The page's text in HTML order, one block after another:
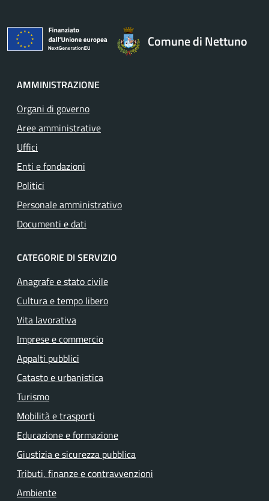
Comune di Nettuno
AMMINISTRAZIONE
Organi di governo
Aree amministrative
Uffici
Enti e fondazioni
Politici
Personale amministrativo
Documenti e dati
CATEGORIE DI SERVIZIO
Anagrafe e stato civile
Cultura e tempo libero
Vita lavorativa
Imprese e commercio
Appalti pubblici
Catasto e urbanistica
Turismo
Mobilità e trasporti
Educazione e formazione
Giustizia e sicurezza pubblica
Tributi, finanze e contravvenzioni
Ambiente